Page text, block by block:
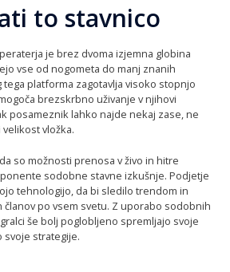
to stavnico
je brez dvoma izjemna globina
vse od nogometa do manj znanih
platforma zagotavlja visoko stopnjo
brezskrbno uživanje v njihovi
posameznik lahko najde nekaj zase, ne
vložka.
so možnosti prenosa v živo in hitre
sodobne stavne izkušnje. Podjetje
tehnologijo, da bi sledilo trendom in
po vsem svetu. Z uporabo sodobnih
še bolj poglobljeno spremljajo svoje
svoje strategije.